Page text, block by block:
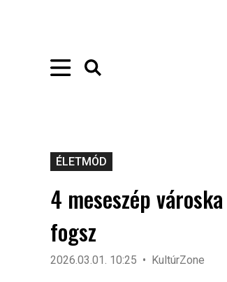
ÉLETMÓD
4 meseszép
fogsz
2026.03.01. 10:25 KultúrZone